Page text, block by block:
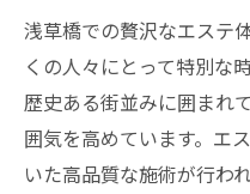
浅草橋の歴史
贅沢なひとと
エステで味わ
歴史を感じな
浅草橋のおす
浅草橋での贅沢なエステ
くの人々にとって特別な
歴史ある街並みに囲まれ
囲気を高めています。エ
いた高品質な施術が行わ